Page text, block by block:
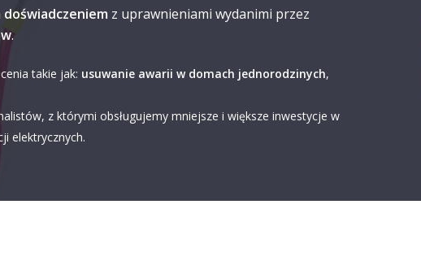
z uprawnieniami wydanimi przez
.
takie jak: usuwanie awarii w domach jednorodzinych,
z którymi obsługujemy mniejsze i większe inwestycje w
elektrycznych.